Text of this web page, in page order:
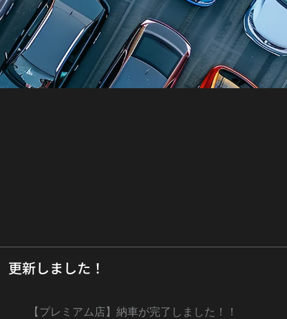
新しました！
【プレミアム店】納車が完了しました！！